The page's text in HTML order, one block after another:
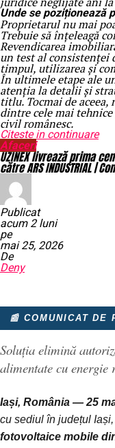
Unde se poziționează
Proprietarul nu mai
Trebuie să înțeleagă
Revendicarea
un test al consistenței
timpul, utilizarea și
În ultimele etape ale
atenția la detalii și
titlu. Tocmai de
dintre cele mai
civil românesc.
Citeste in continuare
Afaceri
UZINEX livrează prima
către ARS INDUSTRIAL |
Publicat
acum 2 luni
pe
mai 25, 2026
De
Deny
📰 COMUNICAT DE
Soluția elimină
alimentate cu energie
Iași, România — 25
cu sediul în județul
fotovoltaice mobile